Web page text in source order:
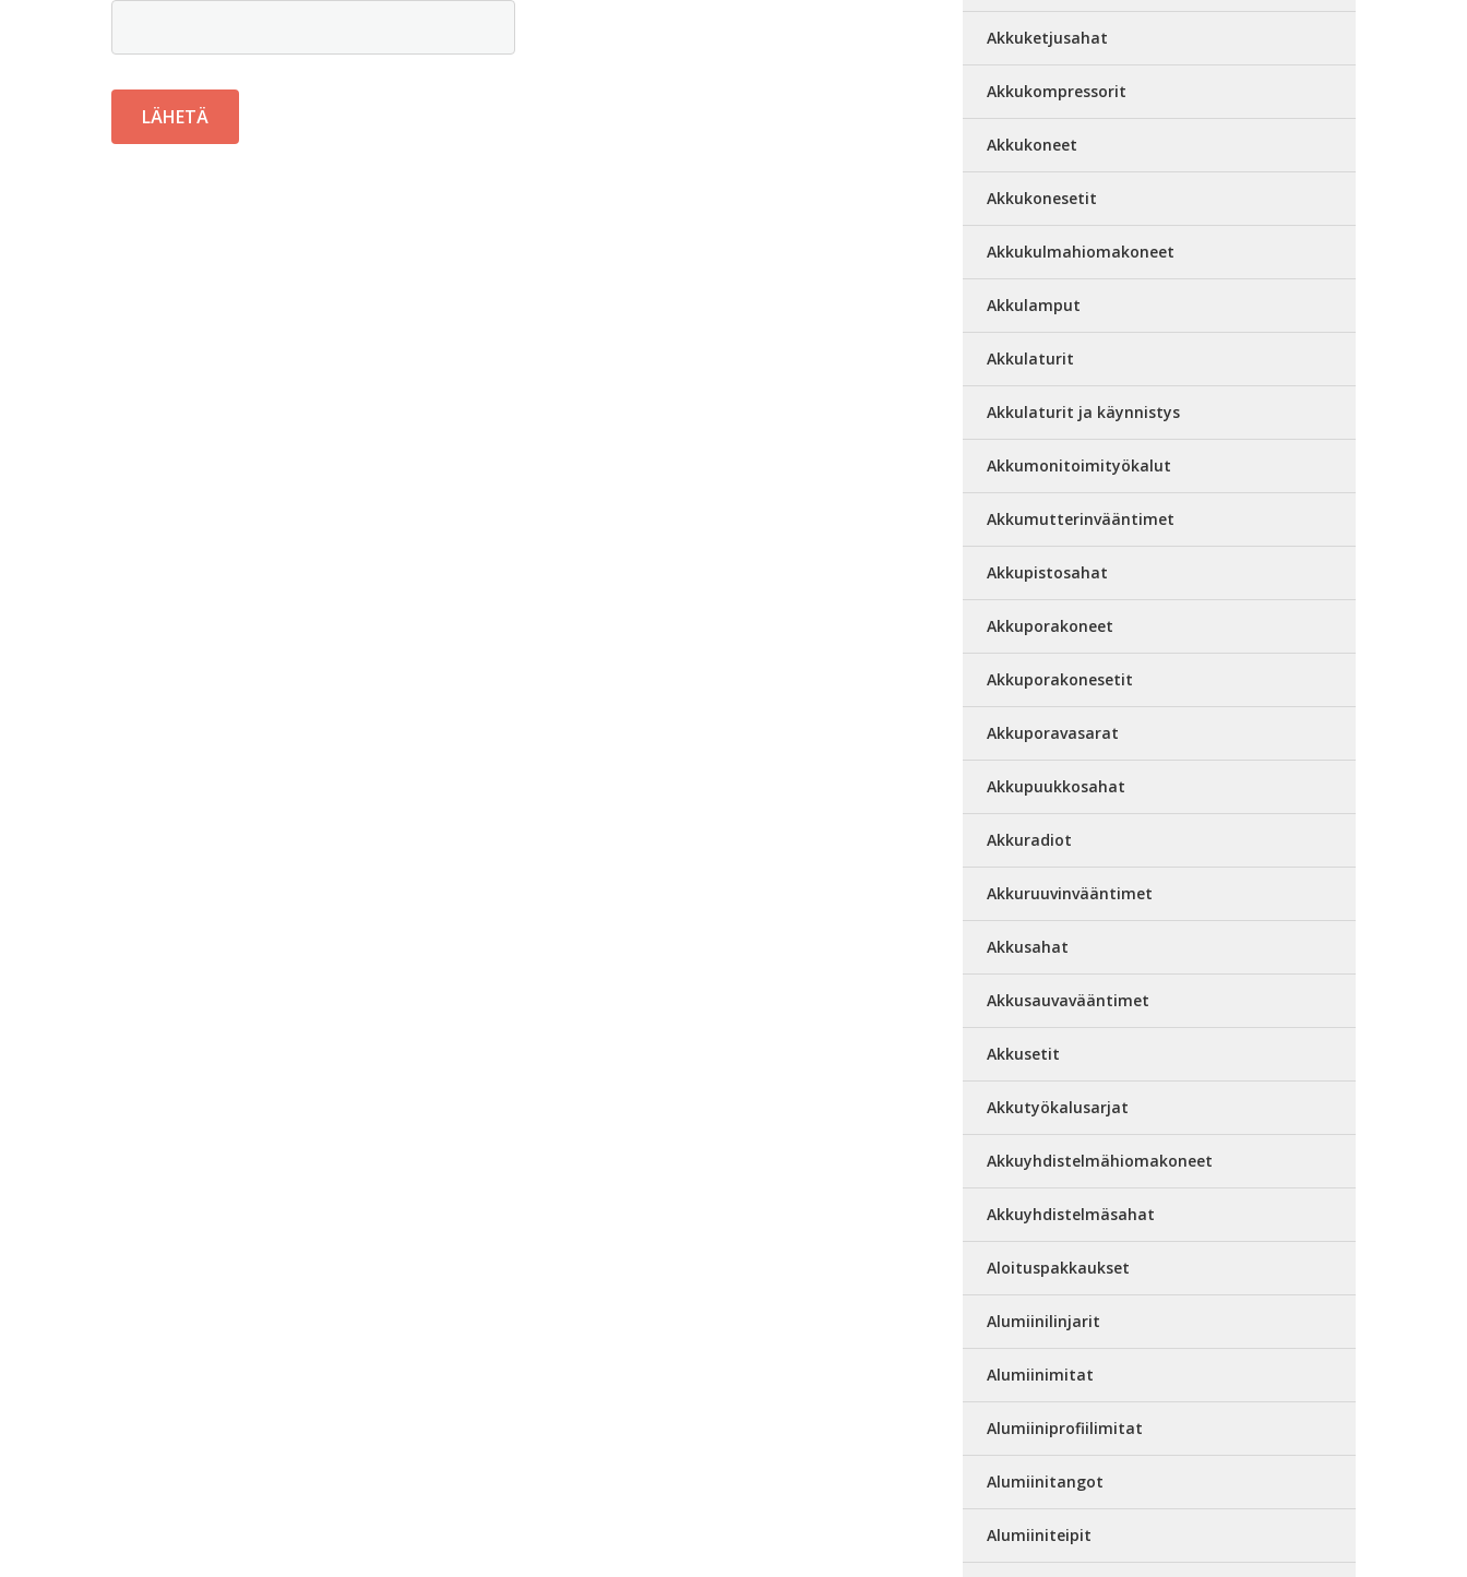
Akkuketjusahat
Akkukompressorit
Akkukoneet
Akkukonesetit
Akkukulmahiomakoneet
Akkulamput
Akkulaturit
Akkulaturit ja käynnistys
Akkumonitoimityökalut
Akkumutterinvääntimet
Akkupistosahat
Akkuporakoneet
Akkuporakonesetit
Akkuporavasarat
Akkupuukkosahat
Akkuradiot
Akkuruuvinvääntimet
Akkusahat
Akkusauvavääntimet
Akkusetit
Akkutyökalusarjat
Akkuyhdistelmähiomakoneet
Akkuyhdistelmäsahat
Aloituspakkaukset
Alumiinilinjarit
Alumiinimitat
Alumiiniprofiilimitat
Alumiinitangot
Alumiiniteipit